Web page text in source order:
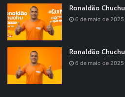
Ronaldão Chuchu
6 de maio de 2025
Ronaldão Chuchu
6 de maio de 2025